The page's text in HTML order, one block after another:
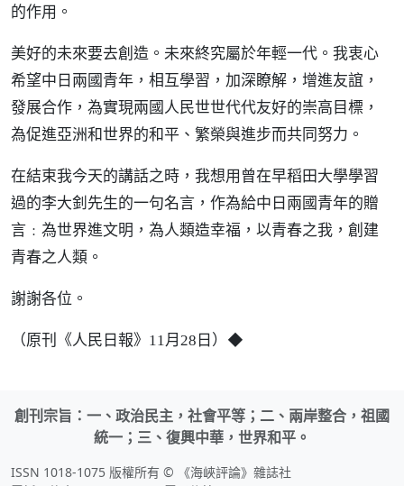
的作用。
美好的未來要去創造。未來終究屬於年輕一代。我衷心
希望中日兩國青年，相互學習，加深瞭解，增進友誼，
發展合作，為實現兩國人民世世代代友好的崇高目標，
為促進亞洲和世界的和平、繁榮與進步而共同努力。
在結束我今天的講話之時，我想用曾在早稻田大學學習
過的李大釗先生的一句名言，作為給中日兩國青年的贈
言﹕為世界進文明，為人類造幸福，以青春之我，創建
青春之人類。
謝謝各位。
（原刊《人民日報》11月28日） ◆
創刊宗旨：一、政治民主，社會平等；二、兩岸整合，祖國
統一；三、復興中華，世界和平。
ISSN 1018-1075 版權所有 © 《海峽評論》雜誌社